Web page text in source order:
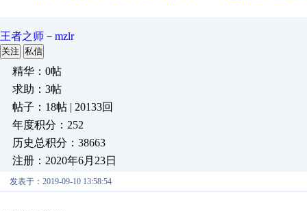
王者之师－mzlr
关注 私信
精华：0帖
求助：3帖
帖子：18帖 | 20133回
年度积分：252
历史总积分：38663
注册：2020年6月23日
发表于：2019-09-10 13:58:54